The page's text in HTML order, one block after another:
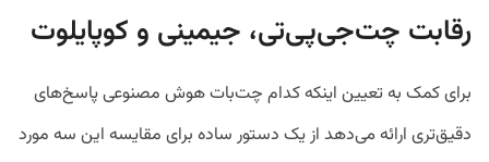
رقابت چت‌جی‌پی‌تی، جیمینی و کوپایلوت
برای کمک به تعیین اینکه کدام چت‌بات هوش مصنوعی پاسخ‌های
دقیق‌تری ارائه می‌دهد از یک دستور ساده برای مقایسه این سه مورد